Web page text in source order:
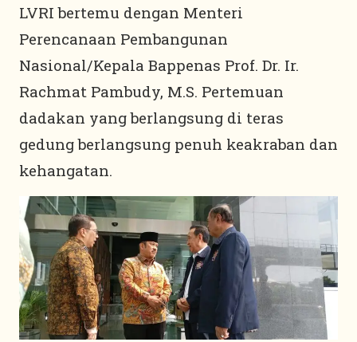
LVRI bertemu dengan Menteri
Perencanaan Pembangunan
Nasional/Kepala Bappenas Prof. Dr. Ir.
Rachmat Pambudy, M.S. Pertemuan
dadakan yang berlangsung di teras
gedung berlangsung penuh keakraban dan
kehangatan.